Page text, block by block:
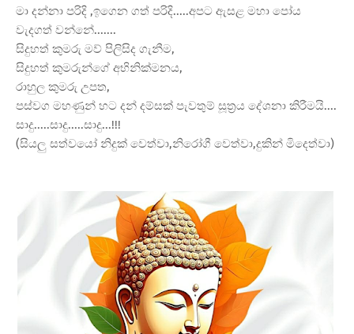
මා දන්නා පරිදි ,ඉගෙන ගත් පරිදි.....අපට ඇසළ මහා පෝය
වැදගත් වන්නේ.......
සිදුහත් කුමරු මව් පිලිසිද ගැනීම,
සිදුහත් කුමරුන්ගේ අභිනික්මනය,
රාහුල කුමරු උපත,
පස්වග මහණුන් හට දන් දම්සක් පැවතුම් සූත්රය දේශනා කිරීමයි....
සාදු.....සාදු.....සාදු...!!!
(සියලු සත්වයෝ නිදුක් වෙත්වා,නිරෝගී වෙත්වා,දුකින් මිදෙත්වා)